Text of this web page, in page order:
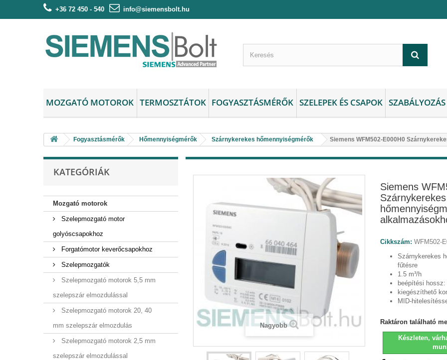
+36 72 450 - 540 info@siemensbolt.hu
MOZGATÓ MOTOROK TERMOSZTÁTOK FOGYASZTÁSMÉRŐK SZELEPEK ÉS CSAPOK SZABÁLYOZÁS
Fogyasztásmérők Hőmennyiségmérők Szárnykerekes hőmennyiségmérők Siemens WFM502-E000H0
KATEGÓRIÁK
Mozgató motorok
Szelepmozgató motor
golyóscsapokhoz
Forgatómotor keverőcsapokhoz
Szelepmozgatók
Szelepmozgató motorok 5,5 mm
szelepszár elmozdulással
Szelepmozgató motorok 20, 40
mm szelepszár elmozdulás
Szelepmozgató motorok 2,5 mm
szelepszár elmozdulással
Nagyobb
Siemens
Szárnykerekes
Cikkszám: WFM502-
Szárnykerekes
fűtésre
1.5 m³/h
beépítési hossz:
kiegészíthető
MID-
Raktáron található
Készleten,